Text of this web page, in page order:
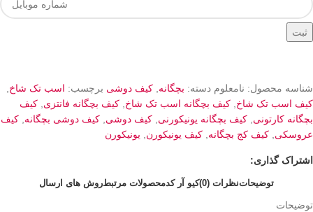
ثبت
شناسه محصول: نامعلوم دسته: بچگانه کیف دوشی برچسب: اسب تک شاخ
کیف اسب تک شاخ کیف بچگانه اسب تک شاخ کیف بچگانه فانتزی کیف
بچگانه کارتونی کیف بچگانه یونیکورنی کیف دوشی کیف دوشی بچگانه کیف
عروسکی کیف کج بچگانه کیف یونیکورن یونیکورن
اشتراک گذاری:
توضیحاتنظرات (0) کیو آر کدمحصولات مرتبطروش های ارسال
توضیحات